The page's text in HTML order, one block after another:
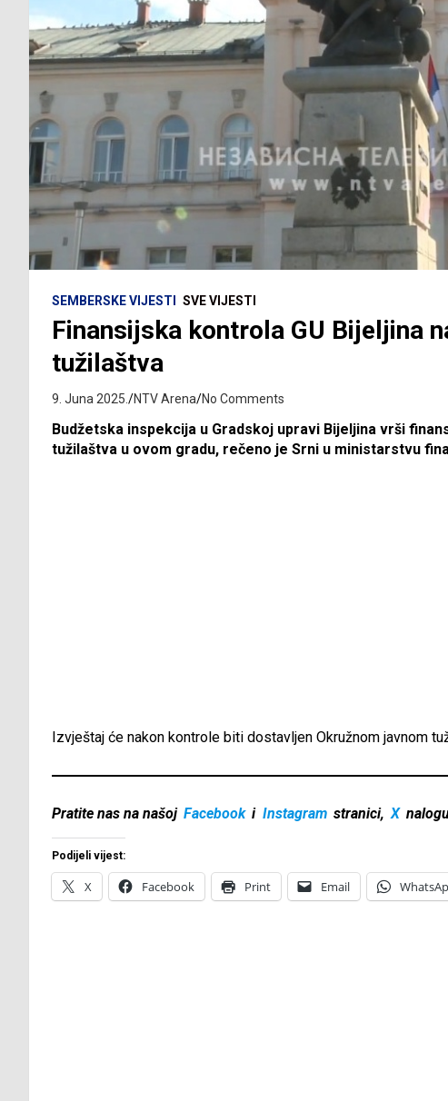
SEMBERSKE VIJESTI SVE VIJESTI
Finansijska kontrola GU Bijeljina
tužilaštva
9. Juna 2025. NTV Arena No Comments
Budžetska inspekcija u Gradskoj upravi Bijeljina vrši
tužilaštva u ovom gradu, rečeno je Srni u ministarstvu
Izvještaj će nakon kontrole biti dostavljen Okružnom javnom
Pratite nas na našoj Facebook i Instagram stranici, X
Podijeli vijest:
X Facebook Print Email